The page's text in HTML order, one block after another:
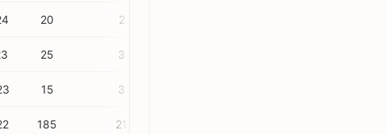
20 2
25 3
15 3
185 21